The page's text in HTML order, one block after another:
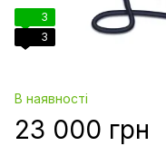
3
3
В наявності
23 000 грн